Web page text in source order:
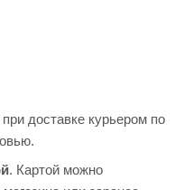
доставке курьером по
. Картой можно